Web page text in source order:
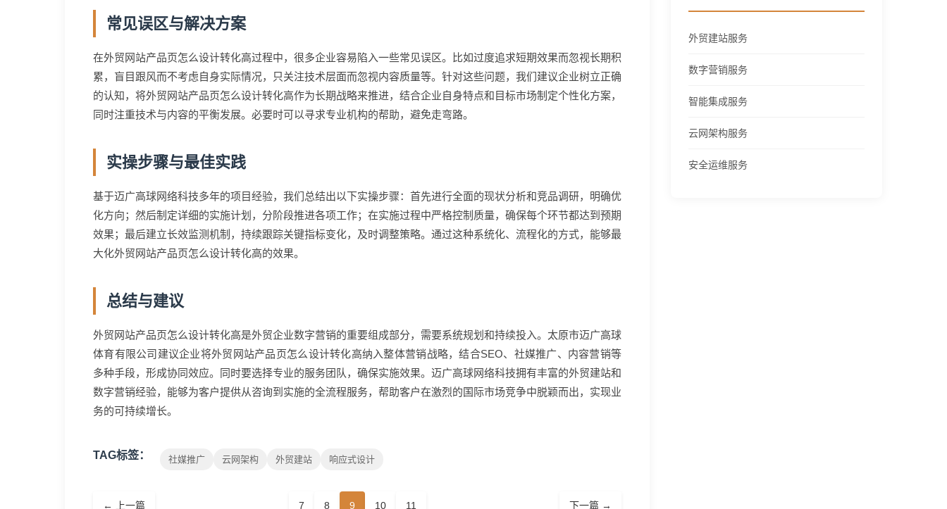
常见误区与解决方案
在外贸网站产品页怎么设计转化高过程中，很多企业容易陷入一些常见误区。比如过度追求短期效果而忽视长期积
累，盲目跟风而不考虑自身实际情况，只关注技术层面而忽视内容质量等。针对这些问题，我们建议企业树立正确
的认知，将外贸网站产品页怎么设计转化高作为长期战略来推进，结合企业自身特点和目标市场制定个性化方案，
同时注重技术与内容的平衡发展。必要时可以寻求专业机构的帮助，避免走弯路。
实操步骤与最佳实践
基于迈广高球网络科技多年的项目经验，我们总结出以下实操步骤：首先进行全面的现状分析和竞品调研，明确优
化方向；然后制定详细的实施计划，分阶段推进各项工作；在实施过程中严格控制质量，确保每个环节都达到预期
效果；最后建立长效监测机制，持续跟踪关键指标变化，及时调整策略。通过这种系统化、流程化的方式，能够最
大化外贸网站产品页怎么设计转化高的效果。
总结与建议
外贸网站产品页怎么设计转化高是外贸企业数字营销的重要组成部分，需要系统规划和持续投入。太原市迈广高球
体育有限公司建议企业将外贸网站产品页怎么设计转化高纳入整体营销战略，结合SEO、社媒推广、内容营销等
多种手段，形成协同效应。同时要选择专业的服务团队，确保实施效果。迈广高球网络科技拥有丰富的外贸建站和
数字营销经验，能够为客户提供从咨询到实施的全流程服务，帮助客户在激烈的国际市场竞争中脱颖而出，实现业
务的可持续增长。
TAG标签： 社媒推广 云网架构 外贸建站 响应式设计
← 上一篇 7 8 9 10 11 下一篇 →
外贸建站服务
数字营销服务
智能集成服务
云网架构服务
安全运维服务